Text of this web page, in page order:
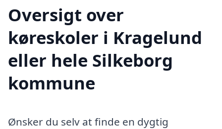
Oversigt over
køreskoler i Kragelund
eller hele Silkeborg
kommune
Ønsker du selv at finde en dygtig